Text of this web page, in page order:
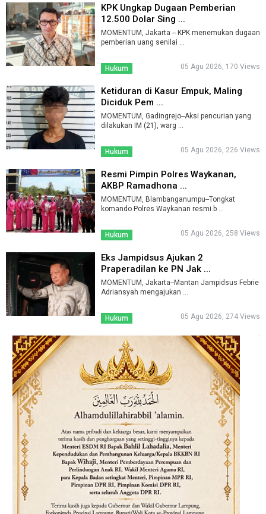
KPK Ungkap Dugaan Pemberian
12.500 Dolar Sing ...
MOMENTUM, Jakarta -- KPK menemukan dugaan
pemberian uang senilai ...
Hukum 05 Agu 2026, 170 Views
Ketiduran di Kasur Empuk, Maling
Diciduk Pem ...
MOMENTUM, Gadingrejo--Aksi pencurian yang
dilakukan IM (21), warg ...
Hukum 05 Agu 2026, 226 Views
Resmi Pimpin Polres Waykanan,
AKBP Ramadhona ...
MOMENTUM, Blambanganumpu--Tongkat
komando Polres Waykanan resmi b ...
Hukum 05 Agu 2026, 258 Views
Eks Jampidsus Ajukan 2
Praperadilan ke PN Jak ...
MOMENTUM, Jakarta--Mantan Jampidsus Febrie
Adriansyah mengajukan ...
Hukum 05 Agu 2026, 274 Views